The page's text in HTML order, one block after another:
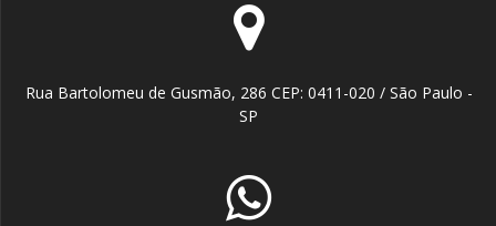
Rua Bartolomeu de Gusmão, 286 CEP: 0411-020 / São Paulo -
SP